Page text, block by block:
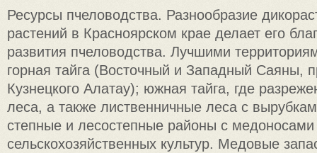
Ресурсы пчеловодства. Разнообразие
растений в Красноярском крае делает его
развития пчеловодства. Лучшими
горная тайга (Восточный и Западный Саяны,
Кузнецкого Алатау); южная тайга, где
леса, а также лиственничные леса с
степные и лесостепные районы с медоносами
сельскохозяйственных культур. Медовые